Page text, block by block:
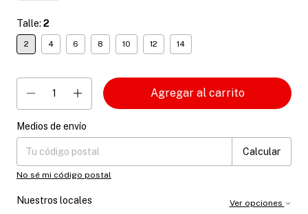
Talle: 2
2 4 6 8 10 12 14
Entregas para el CP:
Medios de envío
Calcular
No sé mi código postal
Nuestros locales Ver opciones